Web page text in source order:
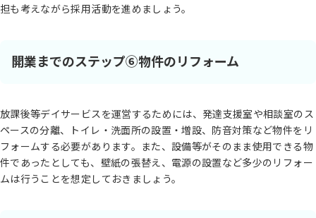
担も考えながら採用活動を進めましょう。
開業までのステップ⑥物件のリフォーム
放課後等デイサービスを運営するためには、発達支援室や相談室のス
ペースの分離、トイレ・洗面所の設置・増設、防音対策など物件をリ
フォームする必要があります。また、設備等がそのまま使用できる物
件であったとしても、壁紙の張替え、電源の設置など多少のリフォー
ムは行うことを想定しておきましょう。